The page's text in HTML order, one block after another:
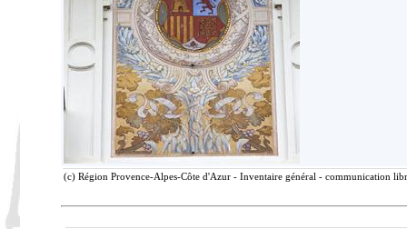
(c) Région Provence-Alpes-Côte d'Azur - Inventaire général - communication